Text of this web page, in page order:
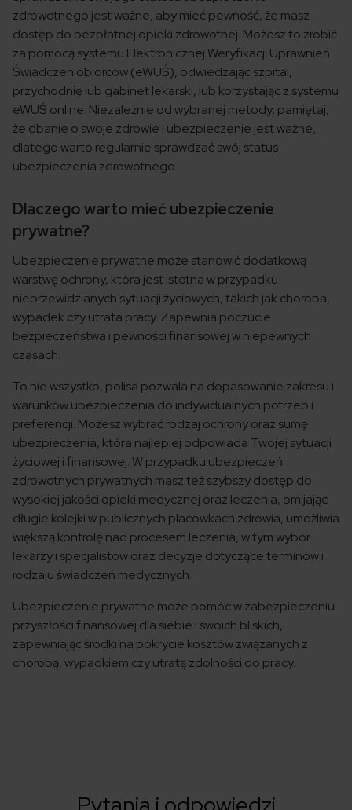
zdrowotnego jest ważne, aby mieć pewność, że masz
dostęp do bezpłatnej opieki zdrowotnej. Możesz to zrobić
za pomocą systemu Elektronicznej Weryfikacji Uprawnień
Świadczeniobiorców (eWUŚ), odwiedzając szpital,
przychodnię lub gabinet lekarski, lub korzystając z systemu
eWUŚ online. Niezależnie od wybranej metody, pamiętaj,
że dbanie o swoje zdrowie i ubezpieczenie jest ważne,
dlatego warto regularnie sprawdzać swój status
ubezpieczenia zdrowotnego.
Dlaczego warto mieć ubezpieczenie
prywatne?
Ubezpieczenie prywatne może stanowić dodatkową
warstwę ochrony, która jest istotna w przypadku
nieprzewidzianych sytuacji życiowych, takich jak choroba,
wypadek czy utrata pracy. Zapewnia poczucie
bezpieczeństwa i pewności finansowej w niepewnych
czasach.
To nie wszystko, polisa pozwala na dopasowanie zakresu i
warunków ubezpieczenia do indywidualnych potrzeb i
preferencji. Możesz wybrać rodzaj ochrony oraz sumę
ubezpieczenia, która najlepiej odpowiada Twojej sytuacji
życiowej i finansowej. W przypadku ubezpieczeń
zdrowotnych prywatnych masz też szybszy dostęp do
wysokiej jakości opieki medycznej oraz leczenia, omijając
długie kolejki w publicznych placówkach zdrowia, umożliwia
większą kontrolę nad procesem leczenia, w tym wybór
lekarzy i specjalistów oraz decyzje dotyczące terminów i
rodzaju świadczeń medycznych.
Ubezpieczenie prywatne może pomóc w zabezpieczeniu
przyszłości finansowej dla siebie i swoich bliskich,
zapewniając środki na pokrycie kosztów związanych z
chorobą, wypadkiem czy utratą zdolności do pracy.